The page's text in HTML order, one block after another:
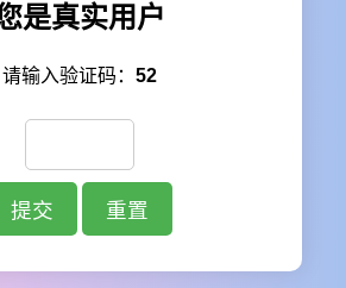
是真实用户
请输入验证码： 52
提交 重置